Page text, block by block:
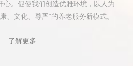
心。促使我们创造优雅环境，以人为
、文化、尊严”的养老服务新模式。
了解更多